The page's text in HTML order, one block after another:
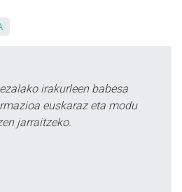
irakurleen babesa
euskaraz eta modu
jarraitzeko.